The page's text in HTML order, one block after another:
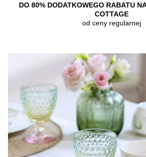
DO 80% DODATKOWEGO RABATU
COTTAGE
od ceny regularnej